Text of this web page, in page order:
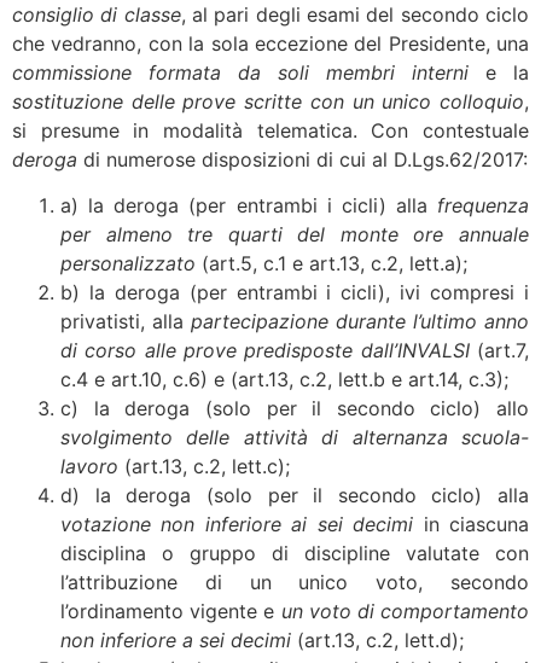
consiglio di classe, al pari degli esami del secondo ciclo
che vedranno, con la sola eccezione del Presidente, una
commissione formata da soli membri interni e la
sostituzione delle prove scritte con un unico colloquio,
si presume in modalità telematica. Con contestuale
deroga di numerose disposizioni di cui al D.Lgs.62/2017:
a) la deroga (per entrambi i cicli) alla frequenza
per almeno tre quarti del monte ore annuale
personalizzato (art.5, c.1 e art.13, c.2, lett.a);
b) la deroga (per entrambi i cicli), ivi compresi i
privatisti, alla partecipazione durante l’ultimo anno
di corso alle prove predisposte dall’INVALSI (art.7,
c.4 e art.10, c.6) e (art.13, c.2, lett.b e art.14, c.3);
c) la deroga (solo per il secondo ciclo) allo
svolgimento delle attività di alternanza scuola-
lavoro (art.13, c.2, lett.c);
d) la deroga (solo per il secondo ciclo) alla
votazione non inferiore ai sei decimi in ciascuna
disciplina o gruppo di discipline valutate con
l’attribuzione di un unico voto, secondo
l’ordinamento vigente e un voto di comportamento
non inferiore a sei decimi (art.13, c.2, lett.d);